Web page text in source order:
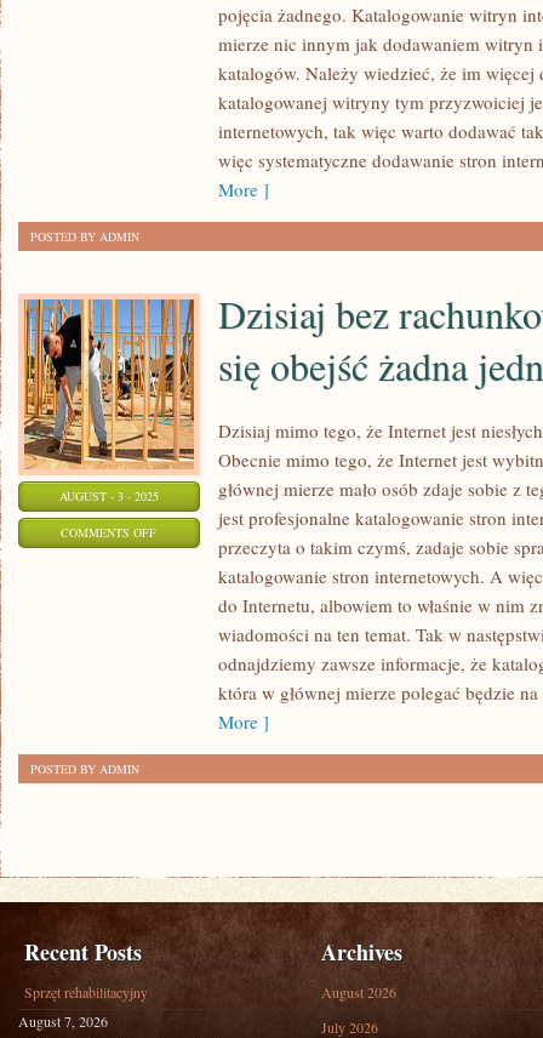
PRZYBYWA
RÓŻNORODNEGO
NIEMNIEJ
JEDNAK
pojęcia żadnego. Katalogowanie witryn
mierze nic innym jak dodawaniem witryn
katalogów. Należy wiedzieć, że im więcej
katalogowanej witryny tym przyzwoiciej
internetowych, tak więc warto dodawać
więc systematyczne dodawanie stron
More ]
POSTED BY ADMIN
AUGUST - 3 - 2025
COMMENTS OFFON
Dzisiaj bez
się obejść żadna
Dzisiaj mimo tego, że Internet jest
Obecnie mimo tego, że Internet jest
głównej mierze mało osób zdaje sobie z
jest profesjonalne katalogowanie stron
przeczyta o takim czymś, zadaje sobie
katalogowanie stron internetowych. A
do Internetu, albowiem to właśnie w nim
wiadomości na ten temat. Tak w
odnajdziemy zawsze informacje, że
która w głównej mierze polegać będzie
More ]
POSTED BY ADMIN
Recent Posts
Sprzęt rehabilitacyjny
August 7, 2026
Archives
August 2026
July 2026